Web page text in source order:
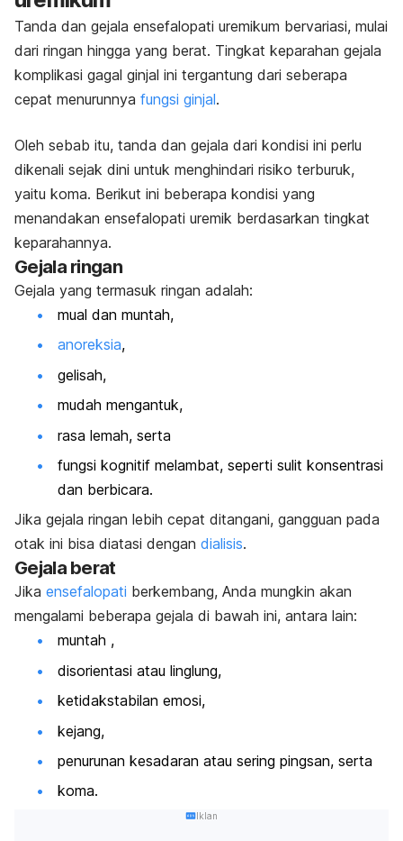
Tanda dan gejala ensefalopati uremikum bervariasi, mulai
dari ringan hingga yang berat. Tingkat keparahan gejala
komplikasi gagal ginjal ini tergantung dari seberapa
cepat menurunnya fungsi ginjal.
Oleh sebab itu, tanda dan gejala dari kondisi ini perlu
dikenali sejak dini untuk menghindari risiko terburuk,
yaitu koma. Berikut ini beberapa kondisi yang
menandakan ensefalopati uremik berdasarkan tingkat
keparahannya.
Gejala ringan
Gejala yang termasuk ringan adalah:
mual dan muntah,
anoreksia,
gelisah,
mudah mengantuk,
rasa lemah, serta
fungsi kognitif melambat, seperti sulit konsentrasi
dan berbicara.
Jika gejala ringan lebih cepat ditangani, gangguan pada
otak ini bisa diatasi dengan dialisis.
Gejala berat
Jika ensefalopati berkembang, Anda mungkin akan
mengalami beberapa gejala di bawah ini, antara lain:
muntah ,
disorientasi atau linglung,
ketidakstabilan emosi,
kejang,
penurunan kesadaran atau sering pingsan, serta
koma.
Iklan